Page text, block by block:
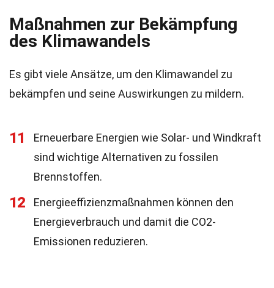
Maßnahmen zur Bekämpfung
des Klimawandels
Es gibt viele Ansätze, um den Klimawandel zu
bekämpfen und seine Auswirkungen zu mildern.
11
Erneuerbare Energien wie Solar- und Windkraft
sind wichtige Alternativen zu fossilen
Brennstoffen.
12
Energieeffizienzmaßnahmen können den
Energieverbrauch und damit die CO2-
Emissionen reduzieren.